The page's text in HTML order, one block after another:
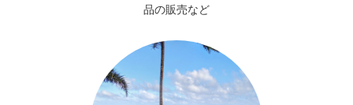
品の販売など